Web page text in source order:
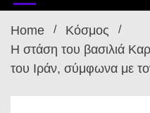
Home
Κόσμος
Η στάση του βασιλιά
του Ιράν, σύμφωνα με